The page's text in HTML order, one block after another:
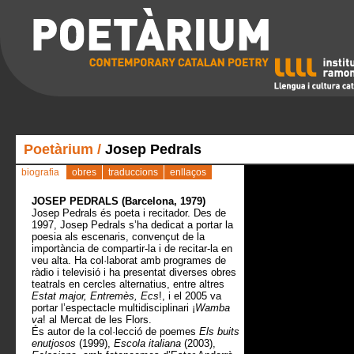
Poetàrium / Josep Pedrals
biografia obres traduccions enllaços
JOSEP PEDRALS (Barcelona, 1979)
Josep Pedrals és poeta i recitador. Des de
1997, Josep Pedrals s’ha dedicat a portar la
poesia als escenaris, convençut de la
importància de compartir-la i de recitar-la en
veu alta. Ha col·laborat amb programes de
ràdio i televisió i ha presentat diverses obres
teatrals en cercles alternatius, entre altres
Estat major, Entremès, Ecs!, i el 2005 va
portar l’espectacle multidisciplinari ¡Wamba
va! al Mercat de les Flors.
És autor de la col·lecció de poemes Els buits
enutjosos (1999), Escola italiana (2003),